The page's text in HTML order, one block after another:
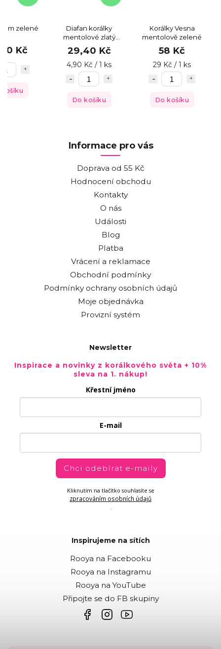
zelené
Kč
Diafan korálky
mentolové zlatý
zátěr
29,40 Kč
4,90 Kč / 1 ks
Do košíku
Korálky Vesna
mentolově zelené
58 Kč
29 Kč / 1 ks
Do košíku
Informace pro vás
Doprava od 55 Kč
Hodnocení obchodu
Kontakty
O nás
Události
Blog
Platba
Vrácení a reklamace
Obchodní podmínky
Podmínky ochrany osobních údajů
Moje objednávka
Provizní systém
Newsletter
Inspirace a novinky z korálkového světa + 10%
sleva na 1. nákup!
Křestní jméno
E-mail
Chci odebírat e-maily
Kliknutím na tlačítko souhlasíte se
zpracováním osobních údajů
.
Inspirujeme na sítích
Rooya na Facebooku
Rooya na Instagramu
Rooya na YouTube
Připojte se do FB skupiny